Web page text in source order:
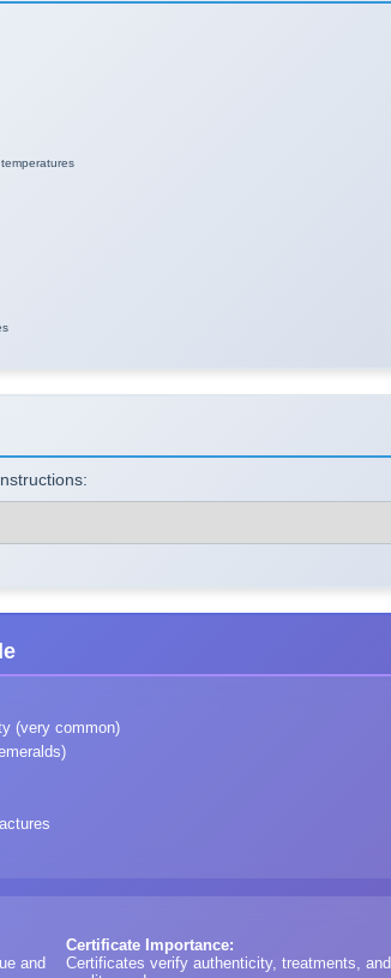
(very common)
and
Certificate Importance:
Certificates verify authenticity, treatments, and